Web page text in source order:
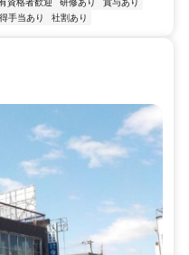
手当あり 社割あり